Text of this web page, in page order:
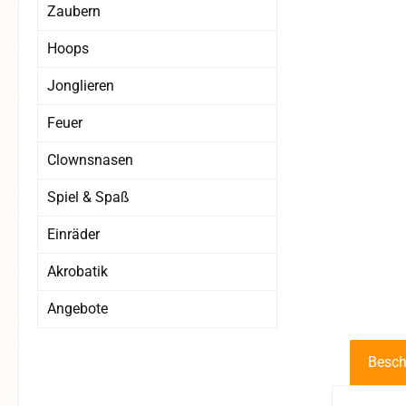
Zaubern
Hoops
Jonglieren
Feuer
Clownsnasen
Spiel & Spaß
Einräder
Akrobatik
Angebote